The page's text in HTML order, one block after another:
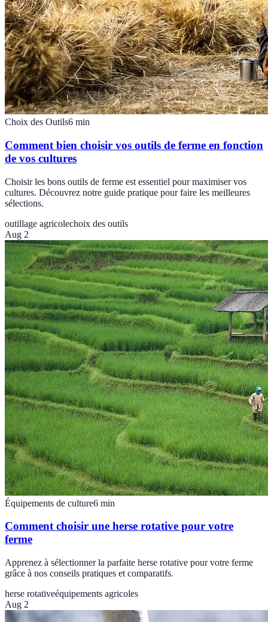
Choix des Outils6 min
Comment bien choisir vos outils de ferme en fonction
de vos cultures
Choisir les bons outils de ferme est essentiel pour maximiser vos
cultures. Découvrez notre guide pratique pour faire les meilleures
sélections.
outillage agricolechoix des outils
Aug 2
Équipements de culture6 min
Comment choisir une herse rotative pour votre
ferme
Apprenez à sélectionner la parfaite herse rotative pour votre ferme
grâce à nos conseils pratiques et comparatifs.
herse rotativeéquipements agricoles
Aug 2